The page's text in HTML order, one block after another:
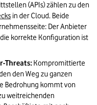
(APIs) zählen zu den
in der Cloud. Beide
Der Anbieter
korrekte Konfiguration ist
Threats: Kompromittierte
den Weg zu ganzen
Bedrohung kommt von
weitreichenden